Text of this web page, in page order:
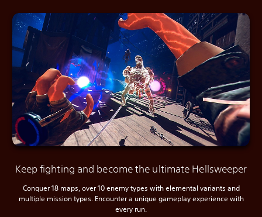
Keep fighting and become the ultimate Hellsweeper
Conquer 18 maps, over 10 enemy types with elemental variants and
multiple mission types. Encounter a unique gameplay experience with
every run.